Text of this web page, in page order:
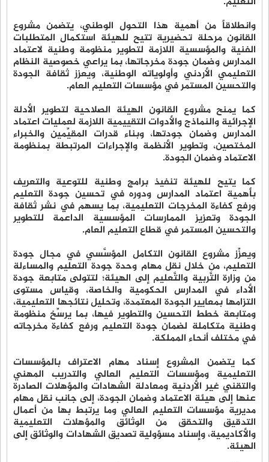
وانطلاقاً من أهمية هذا التحول الوطني، يتضمن مشروع
القانون مرحلة تحضيرية تتيح للهيئة استكمال المتطلبات
الفنية والمؤسسية اللازمة لتطوير منظومة وطنية لاعتماد
المدارس وضمان جودة مخرجاتها، بما يراعي خصوصية النظام
التعليمي الأردني وأولوياته الوطنية، ويعزز ثقافة الجودة
والتحسين المستمر في مؤسسات التعليم العام.
كما يمنح مشروع القانون الهيئة الصلاحية لتطوير الأدلة
الإجرائية والنماذج والأدوات التقييمية اللازمة لعمليات اعتماد
المدارس وضمان جودتها، وبناء قدرات المقيِّمين والخبراء
المختصين، وتطوير الأنظمة والإجراءات المرتبطة بمنظومة
الاعتماد وضمان الجودة.
كما يتيح للهيئة تنفيذ برامج وطنية للتوعية والتعريف
بأهمية اعتماد المدارس ودوره في تحسين جودة التعليم
ورفع كفاءة المخرجات التعليمية، بما يسهم في نشر ثقافة
الجودة وتعزيز الممارسات المؤسسية الداعمة للتطوير
والتحسين المستمر في قطاع التعليم العام.
ويعزِّز مشروع القانون التكامل المؤسَّسي في مجال جودة
التعليم، من خلال نقل مهام وحدة جودة التعليم والمساءلة
من وزارة التَّربية والتَّعليم إلى الهيئة؛ لتتولى متابعة جودة
الأداء في المدارس الحكومية والخاصة، وقياس مستوى
التزامها بمعايير الجودة المعتمدة، وتحليل نتائجها التعليمية،
ومتابعة خطط التحسين والتطوير فيها، بما يرسِّخ منظومة
وطنية متكاملة لضمان جودة التعليم ورفع كفاءة مخرجاته
في مختلف أنحاء المملكة.
كما يتضمن المشروع إسناد مهام الاعتراف بالمؤسسات
التعليمية ومؤسسات التعليم العالي والتدريب المهني
والتقني غير الأردنية ومعادلة الشهادات والمؤهلات الصادرة
عنها إلى هيئة الاعتماد وضمان الجودة، إلى جانب نقل مهام
مديرية مؤسسات التعليم العالي وما يرتبط بها من أعمال
التدقيق والتحقق من الوثائق والمؤهلات التعليمية
والأكاديمية، وإسناد مسؤولية تصديق الشهادات والوثائق إلى
الهيئة.